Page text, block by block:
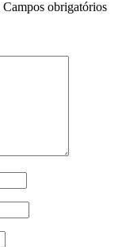
Campos obrigatórios